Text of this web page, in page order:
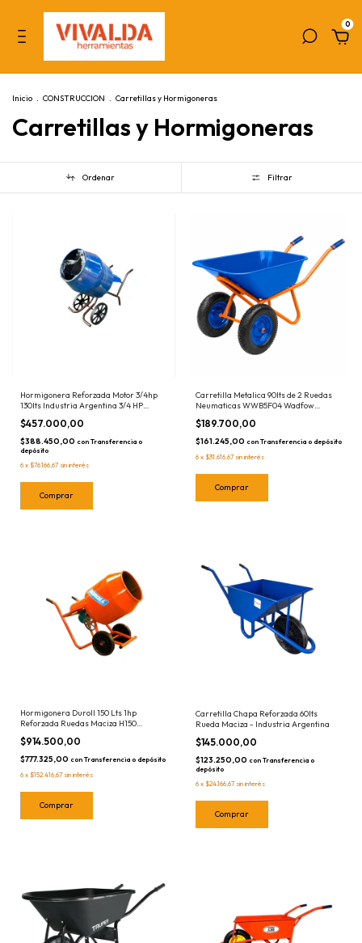
0
Inicio . CONSTRUCCION . Carretillas y Hormigoneras
Carretillas y Hormigoneras
Ordenar Filtrar
Hormigonera Reforzada Motor 3/4hp
130lts Industria Argentina 3/4 HP
Trompito
$457.000,00
$388.450,00 con Transferencia o
depósito
6 x $76.166,67 sin interés
Carretilla Metalica 90lts de 2 Ruedas
Neumaticas WWB5F04 Wadfow
Neumatica
$189.700,00
$161.245,00 con Transferencia o depósito
6 x $31.616,67 sin interés
Hormigonera Duroll 150 Lts 1hp
Reforzada Ruedas Maciza H150
Industria Argentina - Trompito 150lts
$914.500,00
$777.325,00 con Transferencia o depósito
6 x $152.416,67 sin interés
Carretilla Chapa Reforzada 60lts
Rueda Maciza - Industria Argentina
$145.000,00
$123.250,00 con Transferencia o
depósito
6 x $24.166,67 sin interés